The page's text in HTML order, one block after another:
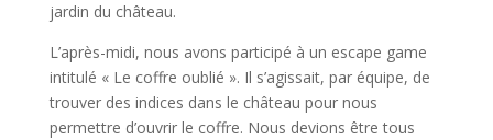
jardin du château.
L’après-midi, nous avons participé à un escape game
intitulé « Le coffre oublié ». Il s’agissait, par équipe, de
trouver des indices dans le château pour nous
permettre d’ouvrir le coffre. Nous devions être tous